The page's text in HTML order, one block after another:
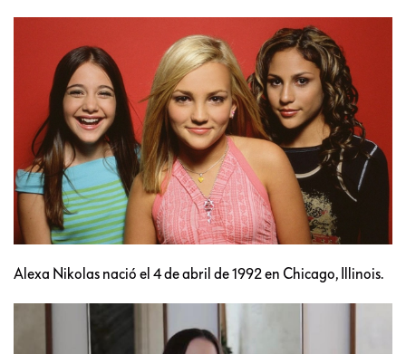
Alexa Nikolas nació el 4 de abril de 1992 en Chicago, Illinois.